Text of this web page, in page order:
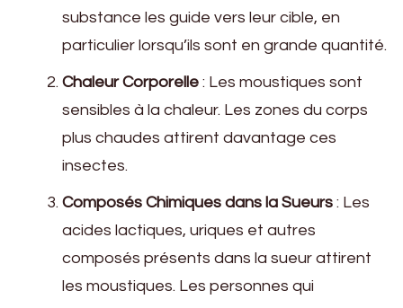
substance les guide vers leur cible, en
particulier lorsqu’ils sont en grande quantité.
Chaleur Corporelle : Les moustiques sont
sensibles à la chaleur. Les zones du corps
plus chaudes attirent davantage ces
insectes.
Composés Chimiques dans la Sueurs : Les
acides lactiques, uriques et autres
composés présents dans la sueur attirent
les moustiques. Les personnes qui